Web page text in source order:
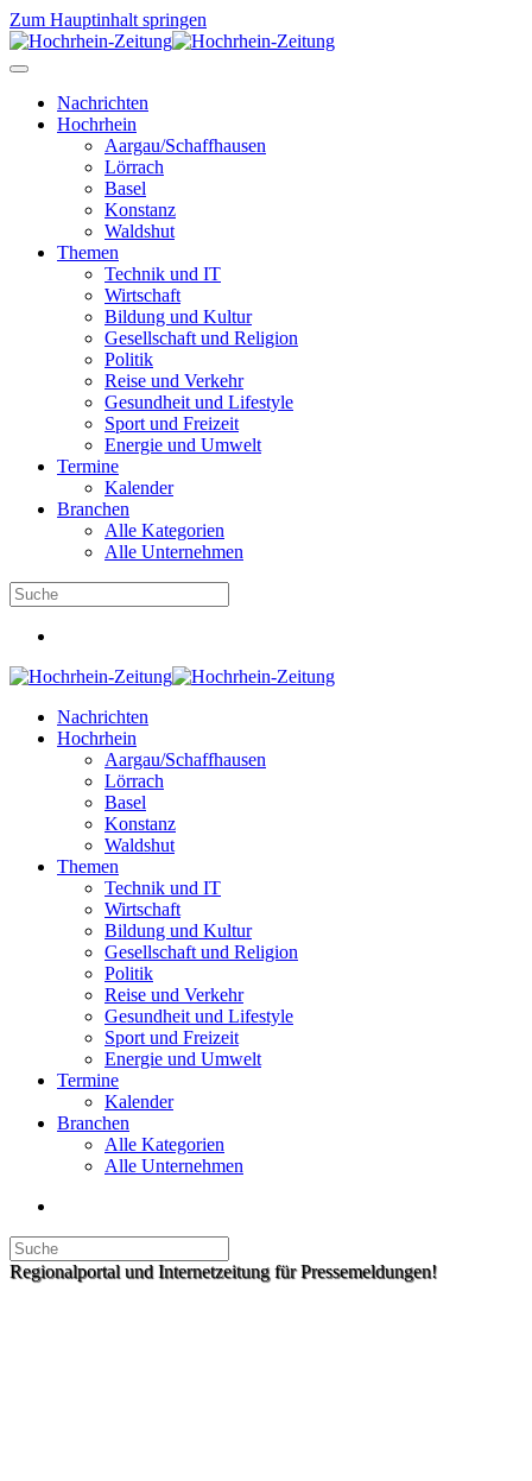
Zum Hauptinhalt springen
Nachrichten
Hochrhein
Aargau/Schaffhausen
Lörrach
Basel
Konstanz
Waldshut
Themen
Technik und IT
Wirtschaft
Bildung und Kultur
Gesellschaft und Religion
Politik
Reise und Verkehr
Gesundheit und Lifestyle
Sport und Freizeit
Energie und Umwelt
Termine
Kalender
Branchen
Alle Kategorien
Alle Unternehmen
Nachrichten
Hochrhein
Aargau/Schaffhausen
Lörrach
Basel
Konstanz
Waldshut
Themen
Technik und IT
Wirtschaft
Bildung und Kultur
Gesellschaft und Religion
Politik
Reise und Verkehr
Gesundheit und Lifestyle
Sport und Freizeit
Energie und Umwelt
Termine
Kalender
Branchen
Alle Kategorien
Alle Unternehmen
Regionalportal und Internetzeitung für Pressemeldungen!